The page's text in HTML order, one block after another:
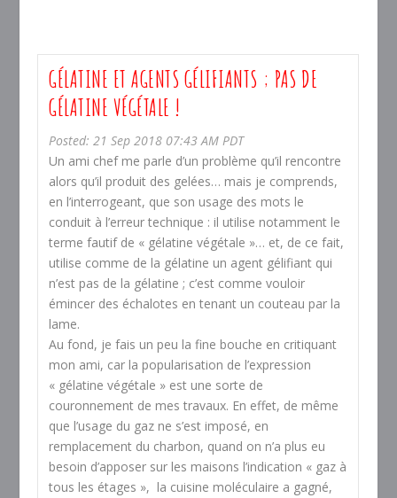
GÉLATINE ET AGENTS GÉLIFIANTS ; PAS DE
GÉLATINE VÉGÉTALE !
Posted: 21 Sep 2018 07:43 AM PDT
Un ami chef me parle d’un problème qu’il rencontre
alors qu’il produit des gelées… mais je comprends,
en l’interrogeant, que son usage des mots le
conduit à l’erreur technique : il utilise notamment le
terme fautif de « gélatine végétale »… et, de ce fait,
utilise comme de la gélatine un agent gélifiant qui
n’est pas de la gélatine ; c’est comme vouloir
émincer des échalotes en tenant un couteau par la
lame.
Au fond, je fais un peu la fine bouche en critiquant
mon ami, car la popularisation de l’expression
« gélatine végétale » est une sorte de
couronnement de mes travaux. En effet, de même
que l’usage du gaz ne s’est imposé, en
remplacement du charbon, quand on n’a plus eu
besoin d’apposer sur les maisons l’indication « gaz à
tous les étages », la cuisine moléculaire a gagné,